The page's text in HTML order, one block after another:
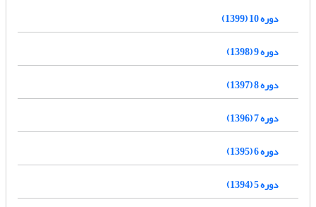
دوره 10 (1399)
دوره 9 (1398)
دوره 8 (1397)
دوره 7 (1396)
دوره 6 (1395)
دوره 5 (1394)